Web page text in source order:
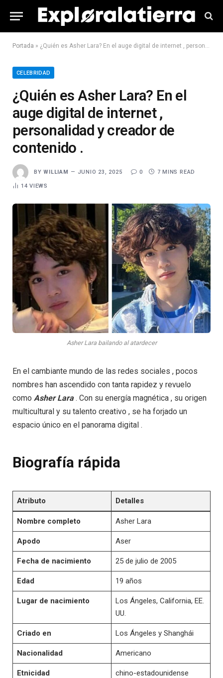
Portada » ¿Quién es Asher Lara? En el auge digital de internet , personalidad y creador de contenido .
CELEBRIDAD
¿Quién es Asher Lara? En el
auge digital de internet ,
personalidad y creador de
contenido .
BY WILLIAM JUNIO 23, 2025 0 7 MINS READ
14VIEWS
Asher Lara bailando al atardecer
En el cambiante mundo de las redes sociales , pocos
nombres han ascendido con tanta rapidez y revuelo
como Asher Lara. Con su energía magnética , su origen
multicultural y su talento creativo , se ha forjado un
espacio único en el panorama digital .
Biografía rápida
Atributo Detalles
Nombre completo Asher Lara
Apodo Aser
Fecha de nacimiento 25 de julio de 2005
Edad 19 años​
Lugar de nacimiento
Los Ángeles, California, EE.
UU.
Criado en Los Ángeles y Shanghái
Nacionalidad Americano
Etnicidad chino-estadounidense